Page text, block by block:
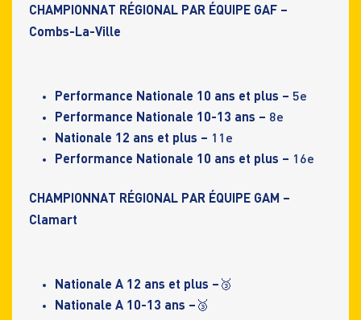
CHAMPIONNAT RÉGIONAL PAR ÉQUIPE GAF –
Combs-La-Ville
Performance Nationale 10 ans et plus – 5e
Performance Nationale 10-13 ans – 8e
Nationale 12 ans et plus – 11e
Performance Nationale 10 ans et plus – 16e
CHAMPIONNAT RÉGIONAL PAR ÉQUIPE GAM –
Clamart
Nationale A 12 ans et plus – 🥉
Nationale A 10-13 ans – 🥉